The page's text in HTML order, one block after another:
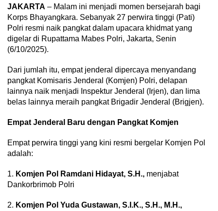
JAKARTA – Malam ini menjadi momen bersejarah bagi
Korps Bhayangkara. Sebanyak 27 perwira tinggi (Pati)
Polri resmi naik pangkat dalam upacara khidmat yang
digelar di Rupattama Mabes Polri, Jakarta, Senin
(6/10/2025).
Dari jumlah itu, empat jenderal dipercaya menyandang
pangkat Komisaris Jenderal (Komjen) Polri, delapan
lainnya naik menjadi Inspektur Jenderal (Irjen), dan lima
belas lainnya meraih pangkat Brigadir Jenderal (Brigjen).
Empat Jenderal Baru dengan Pangkat Komjen
Empat perwira tinggi yang kini resmi bergelar Komjen Pol
adalah:
1. Komjen Pol Ramdani Hidayat, S.H., menjabat
Dankorbrimob Polri
2. Komjen Pol Yuda Gustawan, S.I.K., S.H., M.H.,